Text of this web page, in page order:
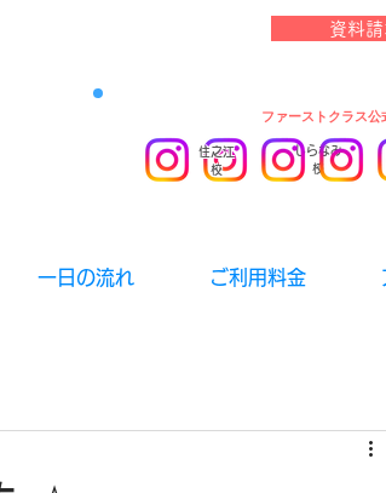
資料請
ファーストクラス
しらなみ
校
住之江
校
一日の流れ ご利用料金